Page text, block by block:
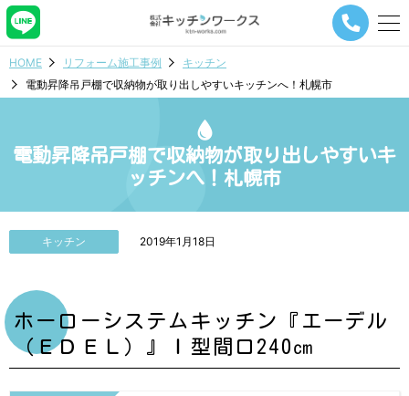
メ
ナ
シ
ボ
HOME リフォーム施工事例
キッチン
電動昇降吊戸棚で収納物が取り出しやすいキッチンへ！札幌市
電動昇降吊戸棚で収納物が取り出しやすいキ
ッチンへ！札幌市
キッチン 2019年1月18日
ホーローシステムキッチン『エーデル
（ＥＤＥＬ）』Ｉ型間口240㎝